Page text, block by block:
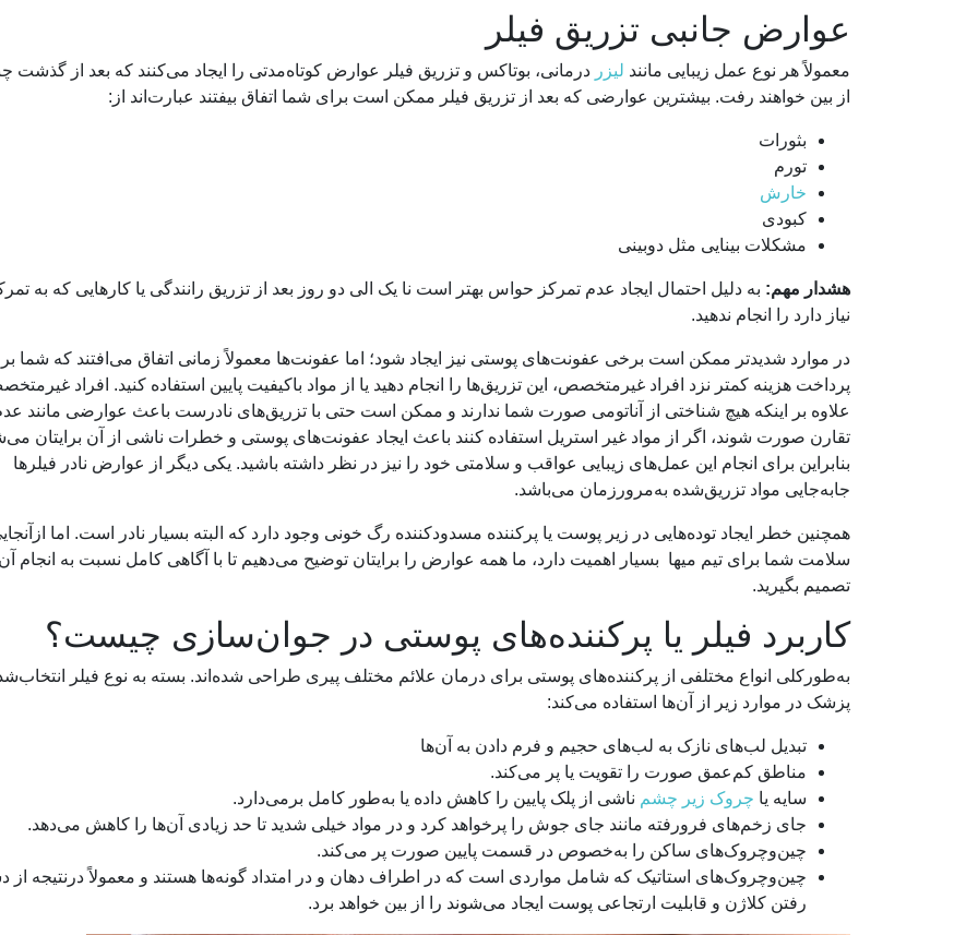
عوارض جانبی تزریق فیلر
معمولاً هر نوع عمل زیبایی مانند لیزر درمانی، بوتاکس و تزریق فیلر عوارض کوتاه‌مدتی را ایجاد می‌کنند که بعد از گذشت
از بین خواهند رفت. بیشترین عوارضی که بعد از تزریق فیلر ممکن است برای شما اتفاق بیفتند عبارت‌اند از:
بثورات
تورم
خارش
کبودی
مشکلات بینایی مثل دوبینی
هشدار مهم: به دلیل احتمال ایجاد عدم تمرکز حواس بهتر است نا یک الی دو روز بعد از تزریق رانندگی یا کارهایی که به
نیاز دارد را انجام ندهید.
در موارد شدیدتر ممکن است برخی عفونت‌های پوستی نیز ایجاد شود؛ اما عفونت‌ها معمولاً زمانی اتفاق می‌افتند که شما
پرداخت هزینه کمتر نزد افراد غیرمتخصص، این تزریق‌ها را انجام دهید یا از مواد باکیفیت پایین استفاده کنید. افراد
علاوه بر اینکه هیچ شناختی از آناتومی صورت شما ندارند و ممکن است حتی با تزریق‌های نادرست باعث عوارضی مانند
تقارن صورت شوند، اگر از مواد غیر استریل استفاده کنند باعث ایجاد عفونت‌های پوستی و خطرات ناشی از آن برایتان
بنابراین برای انجام این عمل‌های زیبایی عواقب و سلامتی خود را نیز در نظر داشته باشید. یکی دیگر از عوارض نادر فیلرها
جابه‌جایی مواد تزریق‌شده به‌مرورزمان می‌باشد.
همچنین خطر ایجاد توده‌هایی در زیر پوست یا پرکننده مسدودکننده رگ خونی وجود دارد که البته بسیار نادر است. اما
سلامت شما برای تیم میها بسیار اهمیت دارد، ما همه عوارض را برایتان توضیح می‌دهیم تا با آگاهی کامل نسبت به انجام
تصمیم بگیرید.
کاربرد فیلر یا پرکننده‌های پوستی در جوان‌سازی چیست؟
به‌طورکلی انواع مختلفی از پرکننده‌های پوستی برای درمان علائم مختلف پیری طراحی شده‌اند. بسته به نوع فیلر
پزشک در موارد زیر از آن‌ها استفاده می‌کند:
تبدیل لب‌های نازک به لب‌های حجیم و فرم دادن به آن‌ها
مناطق کم‌عمق صورت را تقویت یا پر می‌کند.
سایه یا چروک زیر چشم ناشی از پلک پایین را کاهش داده یا به‌طور کامل برمی‌دارد.
جای زخم‌های فرورفته مانند جای جوش را پرخواهد کرد و در مواد خیلی شدید تا حد زیادی آن‌ها را کاهش می‌دهد.
چین‌وچروک‌های ساکن را به‌خصوص در قسمت پایین صورت پر می‌کند.
چین‌وچروک‌های استاتیک که شامل مواردی است که در اطراف دهان و در امتداد گونه‌ها هستند و معمولاً درنتیجه
رفتن کلاژن و قابلیت ارتجاعی پوست ایجاد می‌شوند را از بین خواهد برد.